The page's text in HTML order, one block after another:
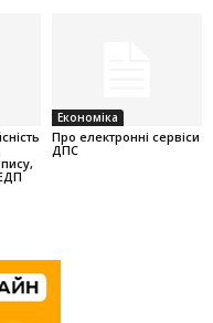
Економіка
Про електронні сервіси
ДПС